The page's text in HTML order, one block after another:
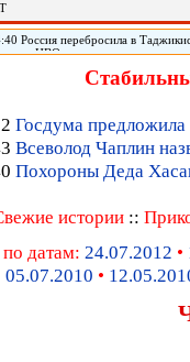
Россия перебросила в
ЦВО на
военного округа
Госдума предложила
Всеволод Чаплин
Похороны Деда
истории ::
датам: 24.07.2012 •
05.07.2010 •